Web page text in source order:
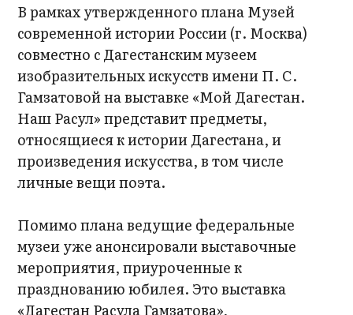
В рамках утвержденного плана Музей
современной истории России (г. Москва)
совместно с Дагестанским музеем
изобразительных искусств имени П. С.
Гамзатовой на выставке «Мой Дагестан.
Наш Расул» представит предметы,
относящиеся к истории Дагестана, и
произведения искусства, в том числе
личные вещи поэта.
Помимо плана ведущие федеральные
музеи уже анонсировали выставочные
мероприятия, приуроченные к
празднованию юбилея. Это выставка
«Дагестан Расула Гамзатова»,